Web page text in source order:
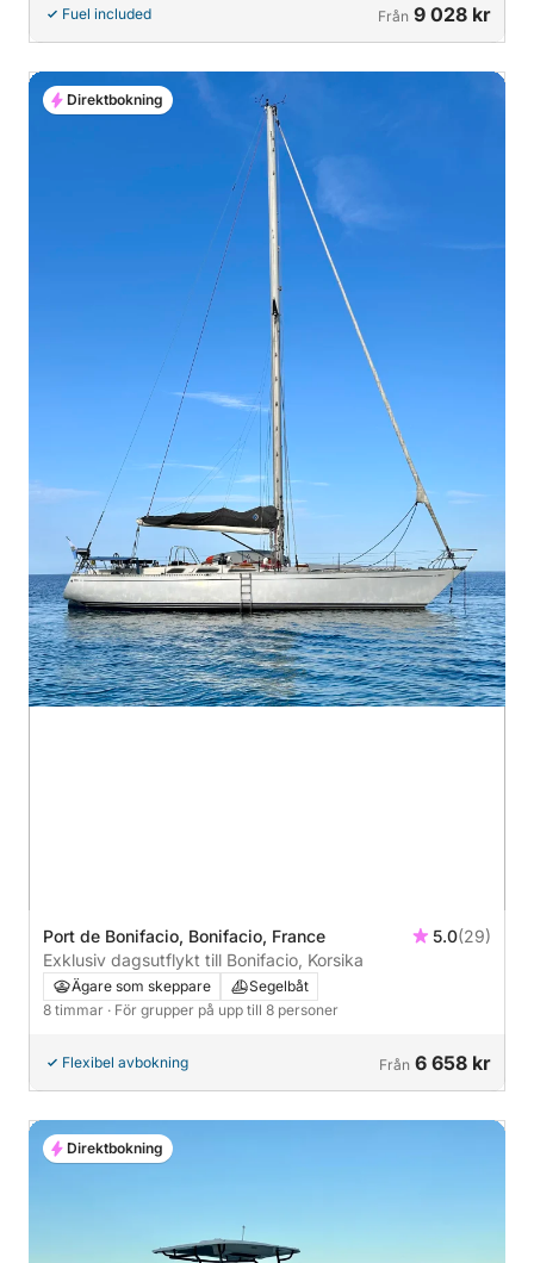
Fuel included Från 9 028 kr
Port de Bonifacio, Bonifacio, France 5.0(29)
Exklusiv dagsutflykt till Bonifacio, Korsika
Ägare som skeppare
Segelbåt
8 timmar · För grupper på upp till 8 personer
Flexibel avbokning Från 6 658 kr
Direktbokning
Direktbokning